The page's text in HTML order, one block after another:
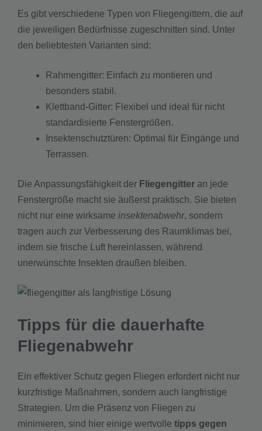
Es gibt verschiedene Typen von Fliegengittern, die auf
die jeweiligen Bedürfnisse zugeschnitten sind. Unter
den beliebtesten Varianten sind:
Rahmengitter: Einfach zu montieren und
besonders stabil.
Klettband-Gitter: Flexibel und ideal für nicht
standardisierte Fenstergrößen.
Insektenschutztüren: Optimal für Eingänge und
Terrassen.
Die Anpassungsfähigkeit der Fliegengitter an jede
Fenstergröße macht sie äußerst praktisch. Sie bieten
nicht nur eine wirksame insektenabwehr, sondern
tragen auch zur Verbesserung des Raumklimas bei,
indem sie frische Luft hereinlassen, während
unerwünschte Insekten draußen bleiben.
Tipps für die dauerhafte
Fliegenabwehr
Ein effektiver Schutz gegen Fliegen erfordert nicht nur
kurzfristige Maßnahmen, sondern auch langfristige
Strategien. Um die Präsenz von Fliegen zu
minimieren, sind hier einige wertvolle tipps gegen